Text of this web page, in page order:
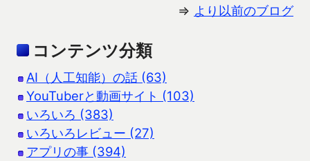
⇒ より以前のブログ
コンテンツ分類
AI（人工知能）の話 (63)
YouTuberと動画サイト (103)
いろいろ (383)
いろいろレビュー (27)
アプリの事 (394)